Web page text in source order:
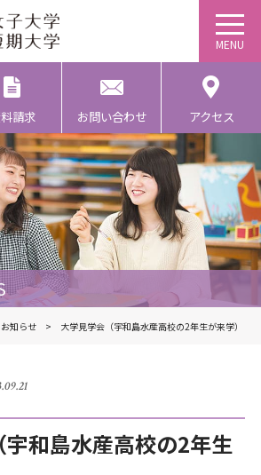
請求 お問い合わせ アクセス
お知らせ 大学見学会（宇和島水産高校の2年生が来学）
和島水産高校の2年生